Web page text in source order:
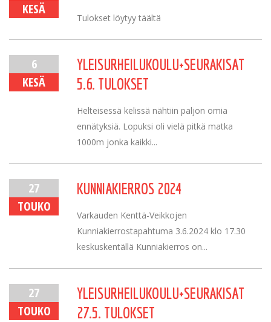
KESÄ
Tulokset löytyy täältä
6
KESÄ
YLEISURHEILUKOULU+SEURAKISAT
5.6. TULOKSET
Helteisessä kelissä nähtiin paljon omia
ennätyksiä. Lopuksi oli vielä pitkä matka
1000m jonka kaikki...
27
TOUKO
KUNNIAKIERROS 2024
Varkauden Kenttä-Veikkojen
Kunniakierrostapahtuma 3.6.2024 klo 17.30
keskuskentällä Kunniakierros on...
27
TOUKO
YLEISURHEILUKOULU+SEURAKISAT
27.5. TULOKSET